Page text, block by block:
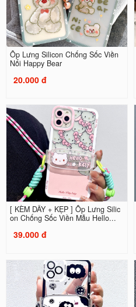
Ốp Lưng Silicon Chống Sốc Viền
Nổi Happy Bear
20.000 đ
[ KÈM DÂY + KẸP ] Ốp Lưng Silic
on Chống Sốc Viền Mẫu Hello...
39.000 đ